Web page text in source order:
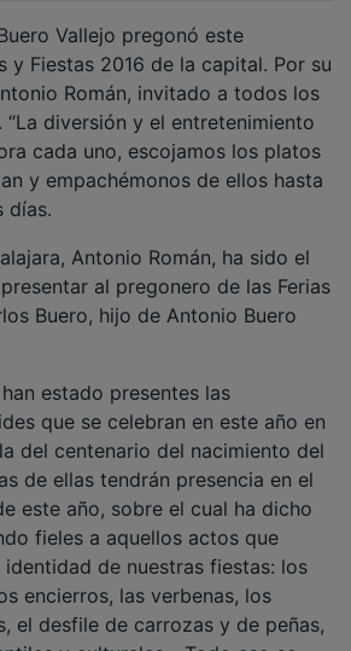
y Fiestas 2016 de la capital. Por su
Román, invitado a todos los
diversión y el entretenimiento
cada uno, escojamos los platos
y empachémonos de ellos hasta
días.
al pregonero de las Ferias
Buero, hijo de Antonio Buero
que se celebran en este año en
del centenario del nacimiento del
de ellas tendrán presencia en el
este año, sobre el cual ha dicho
fieles a aquellos actos que
de nuestras fiestas: los
encierros, las verbenas, los
el desfile de carrozas y de peñas,
y culturales... Todo eso se